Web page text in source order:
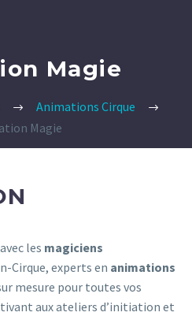
Magie
Animations Cirque
Magie
les magiciens
Cirque, experts en animations
mesure pour toutes vos
aux ateliers d’initiation et